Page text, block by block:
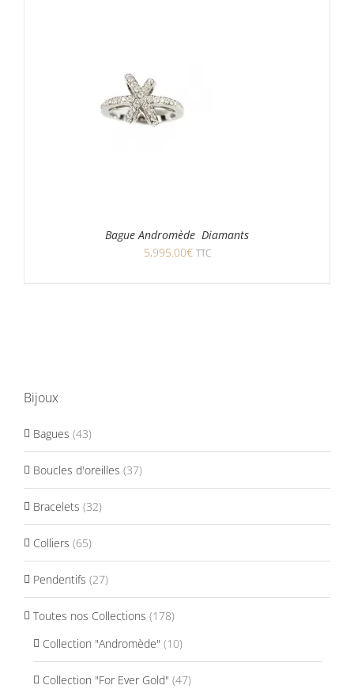
Bague Andromède Diamants
5,995.00€ TTC
Bijoux
Bagues (43)
Boucles d'oreilles (37)
Bracelets (32)
Colliers (65)
Pendentifs (27)
Toutes nos Collections (178)
Collection "Andromède" (10)
Collection "For Ever Gold" (47)